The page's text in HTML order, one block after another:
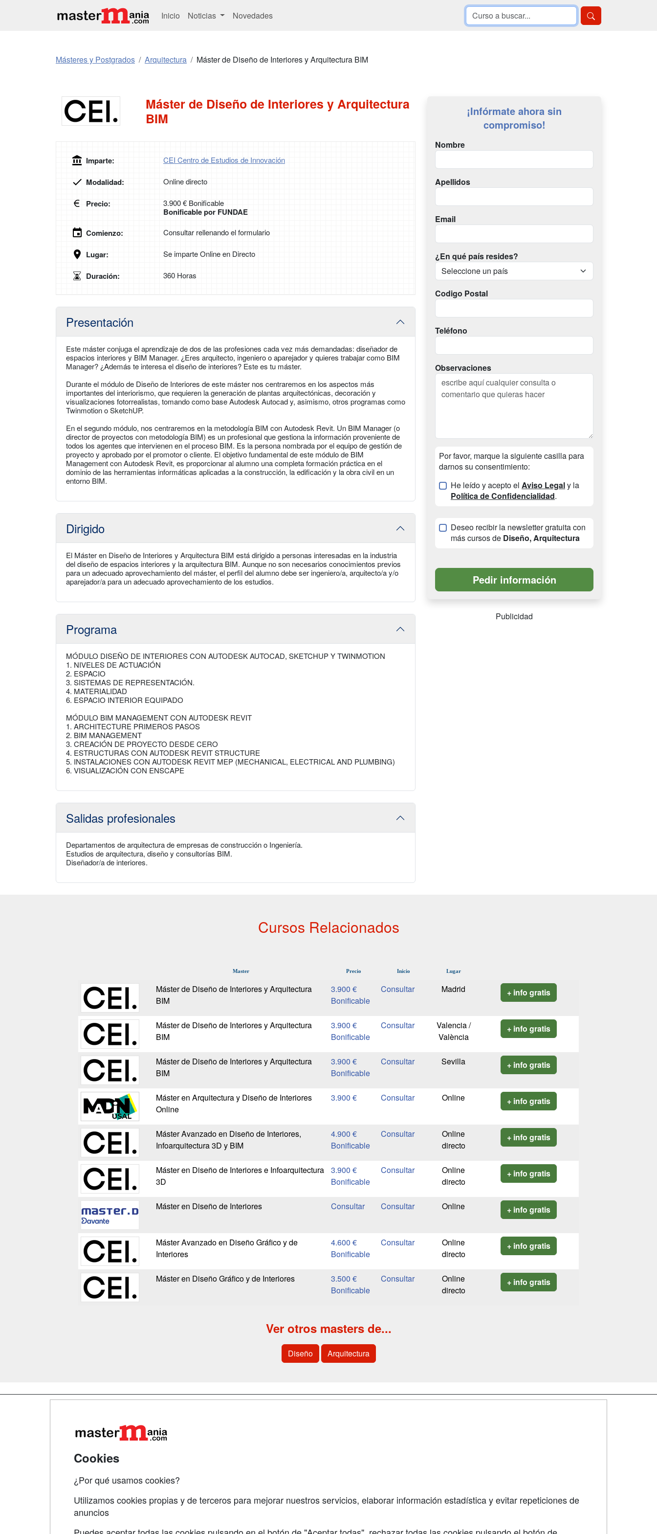
Inicio Noticias Novedades
Másteres y Postgrados Arquitectura Máster de Diseño de Interiores y Arquitectura BIM
Máster de Diseño de Interiores y Arquitectura
BIM
Imparte: CEI Centro de Estudios de Innovación
Modalidad: Online directo
Precio: 3.900 € Bonificable
Bonificable por FUNDAE
Comienzo:
Consultar rellenando el formulario
Lugar: Se imparte Online en Directo
Duración: 360 Horas
Presentación
Este máster conjuga el aprendizaje de dos de las profesiones cada vez más demandadas: diseñador de
espacios interiores y BIM Manager. ¿Eres arquitecto, ingeniero o aparejador y quieres trabajar como BIM
Manager? ¿Además te interesa el diseño de interiores? Este es tu máster.
Durante el módulo de Diseño de Interiores de este máster nos centraremos en los aspectos más
importantes del interiorismo, que requieren la generación de plantas arquitectónicas, decoración y
visualizaciones fotorrealistas, tomando como base Autodesk Autocad y, asimismo, otros programas como
Twinmotion o SketchUP.
En el segundo módulo, nos centraremos en la metodología BIM con Autodesk Revit. Un BIM Manager (o
director de proyectos con metodología BIM) es un profesional que gestiona la información proveniente de
todos los agentes que intervienen en el proceso BIM. Es la persona nombrada por el equipo de gestión de
proyecto y aprobado por el promotor o cliente. El objetivo fundamental de este módulo de BIM
Management con Autodesk Revit, es proporcionar al alumno una completa formación práctica en el
dominio de las herramientas informáticas aplicadas a la construcción, la edificación y la obra civil en un
entorno BIM.
Dirigido
El Máster en Diseño de Interiores y Arquitectura BIM está dirigido a personas interesadas en la industria
del diseño de espacios interiores y la arquitectura BIM. Aunque no son necesarios conocimientos previos
para un adecuado aprovechamiento del máster, el perfil del alumno debe ser ingeniero/a, arquitecto/a y/o
aparejador/a para un adecuado aprovechamiento de los estudios.
Programa
MÓDULO DISEÑO DE INTERIORES CON AUTODESK AUTOCAD, SKETCHUP Y TWINMOTION
1. NIVELES DE ACTUACIÓN
2. ESPACIO
3. SISTEMAS DE REPRESENTACIÓN.
4. MATERIALIDAD
6. ESPACIO INTERIOR EQUIPADO
MÓDULO BIM MANAGEMENT CON AUTODESK REVIT
1. ARCHITECTURE PRIMEROS PASOS
2. BIM MANAGEMENT
3. CREACIÓN DE PROYECTO DESDE CERO
4. ESTRUCTURAS CON AUTODESK REVIT STRUCTURE
5. INSTALACIONES CON AUTODESK REVIT MEP (MECHANICAL, ELECTRICAL AND PLUMBING)
6. VISUALIZACIÓN CON ENSCAPE
Salidas profesionales
Departamentos de arquitectura de empresas de construcción o Ingeniería.
Estudios de arquitectura, diseño y consultorías BIM.
Diseñador/a de interiores.
¡Infórmate ahora sin
compromiso!
Nombre
Apellidos
Email
¿En qué país resides?
Codigo Postal
Teléfono
Observaciones
Por favor, marque la siguiente casilla para
darnos su consentimiento:
He leído y acepto el Aviso Legaly la
Política de Confidencialidad.
Deseo recibir la newsletter gratuita con
más cursos de Diseño, Arquitectura
Publicidad
Cursos Relacionados
Master Precio Inicio Lugar
Máster de Diseño de Interiores y Arquitectura
BIM
3.900 €
Bonificable
Madrid + info gratis
Máster de Diseño de Interiores y Arquitectura
BIM
3.900 €
Bonificable
Valencia /
València
+ info gratis
Máster de Diseño de Interiores y Arquitectura
BIM
3.900 €
Bonificable
Sevilla + info gratis
Máster en Arquitectura y Diseño de Interiores
Online
3.900 € Online + info gratis
Máster Avanzado en Diseño de Interiores,
Infoarquitectura 3D y BIM
4.900 €
Bonificable
Online
directo
+ info gratis
Máster en Diseño de Interiores e Infoarquitectura
3D
3.900 €
Bonificable
Online
directo
+ info gratis
Máster en Diseño de Interiores Online + info gratis
Máster Avanzado en Diseño Gráfico y de
Interiores
4.600 €
Bonificable
Online
directo
+ info gratis
Máster en Diseño Gráfico y de Interiores
3.500 €
Bonificable
Online
directo
+ info gratis
Ver otros masters de...
Diseño Arquitectura
Cookies
¿Por qué usamos cookies?
Utilizamos cookies propias y de terceros para mejorar nuestros servicios, elaborar información estadística y evitar repeticiones de
anuncios